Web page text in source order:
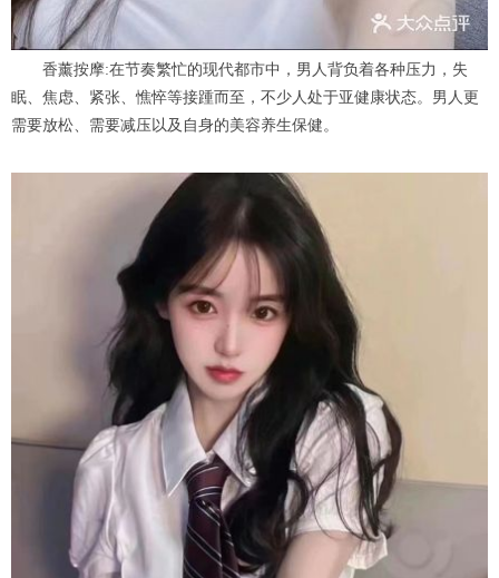
香薰按摩:在节奏繁忙的现代都市中，男人背负着各种压力，失
眠、焦虑、紧张、憔悴等接踵而至，不少人处于亚健康状态。男人更
需要放松、需要减压以及自身的美容养生保健。